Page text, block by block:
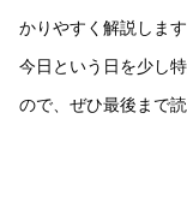
かりやすく解説します
今日という日を少し
ので、ぜひ最後まで